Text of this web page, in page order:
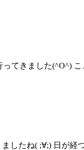
てきました(^O^)
したね( ;∀;) 日が経